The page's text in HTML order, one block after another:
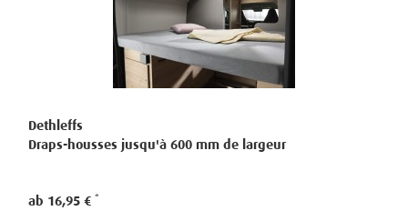
Dethleffs
Draps-housses jusqu'à 600 mm de largeur
ab 16,95 €